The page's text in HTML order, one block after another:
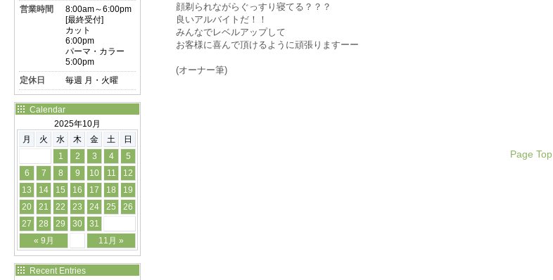
顔剃られながらぐっすり寝てる？？？
良いアルバイトだ！！
みんなでレベルアップして
お客様に喜んで頂けるように頑張りますーー
(オーナー筆)
Page Top
営業時間
8:00am～6:00pm
[最終受付]
カット
6:00pm
パーマ・カラー
5:00pm
定休日
毎週 月・火曜
Calendar
2025年10月
月
火 水 木 金 土 日
« 9月 11月 »
1 2 3 4
5
6
7 8 9 10 11
12
13
14 15 16 17 18
19
20
21 22 23 24 25
26
27
28 29 30 31
Recent Entries